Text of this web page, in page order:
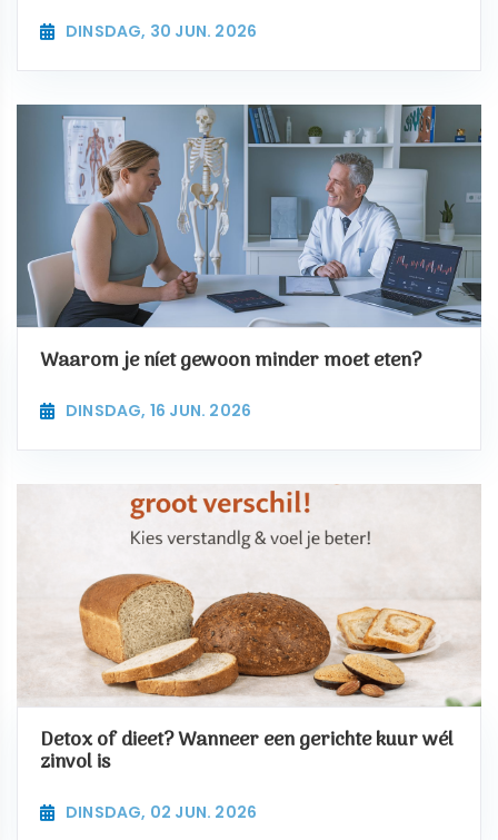
DINSDAG, 30 JUN. 2026
Waarom je níet gewoon minder moet eten?
DINSDAG, 16 JUN. 2026
Detox of dieet? Wanneer een gerichte kuur wél
zinvol is
DINSDAG, 02 JUN. 2026